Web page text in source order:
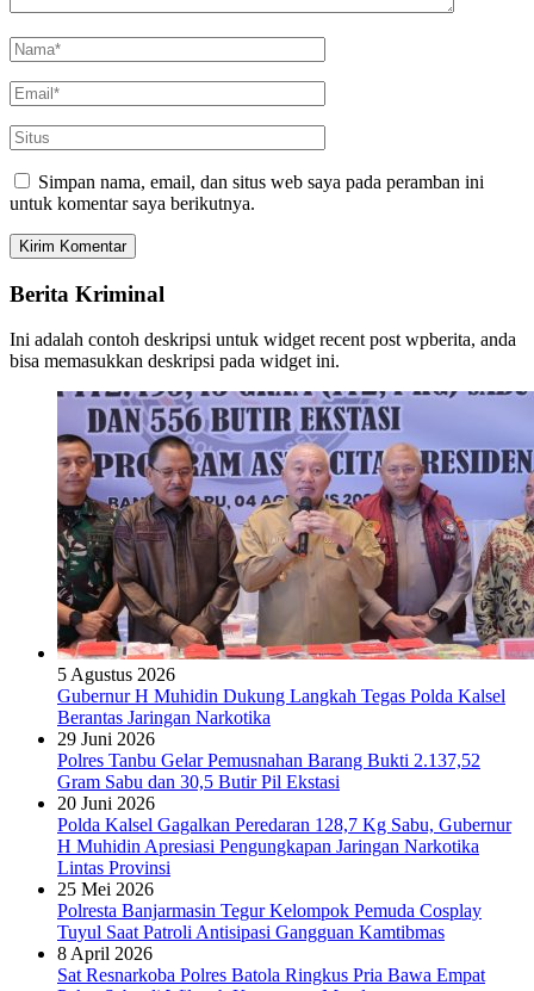
Simpan nama, email, dan situs web saya pada peramban ini
untuk komentar saya berikutnya.
Berita Kriminal
Ini adalah contoh deskripsi untuk widget recent post wpberita, anda
bisa memasukkan deskripsi pada widget ini.
5 Agustus 2026
Gubernur H Muhidin Dukung Langkah Tegas Polda Kalsel
Berantas Jaringan Narkotika
29 Juni 2026
Polres Tanbu Gelar Pemusnahan Barang Bukti 2.137,52
Gram Sabu dan 30,5 Butir Pil Ekstasi
20 Juni 2026
Polda Kalsel Gagalkan Peredaran 128,7 Kg Sabu, Gubernur
H Muhidin Apresiasi Pengungkapan Jaringan Narkotika
Lintas Provinsi
25 Mei 2026
Polresta Banjarmasin Tegur Kelompok Pemuda Cosplay
Tuyul Saat Patroli Antisipasi Gangguan Kamtibmas
8 April 2026
Sat Resnarkoba Polres Batola Ringkus Pria Bawa Empat